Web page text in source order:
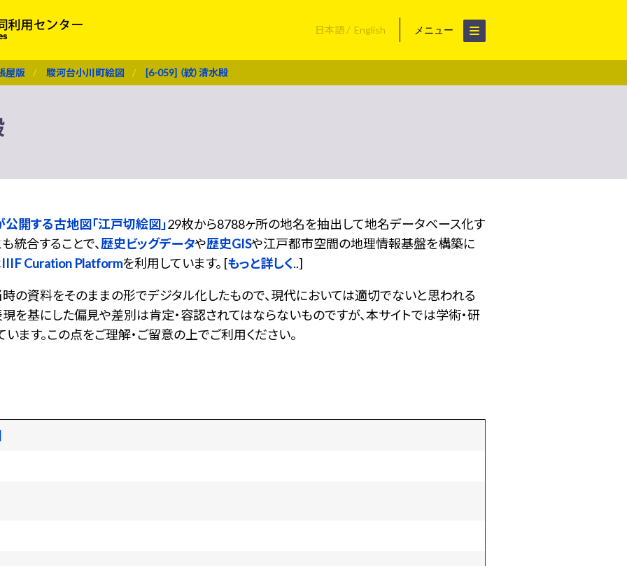
日本語 English メニュー
屋版 駿河台小川町絵図 [6-059] （紋）清水殿
開する古地図「江戸切絵図」29枚から8788ヶ所の地名を抽出して地名データベース化す
統合することで、歴史ビッグデータや歴史GISや江戸都市空間の地理情報基盤を構築に
IIIF Curation Platformを利用しています。 [もっと詳しく..]
の資料をそのままの形でデジタル化したもので、現代においては適切でないと思われる
を基にした偏見や差別は肯定・容認されてはならないものですが、本サイトでは学術・研
ます。この点をご理解・ご留意の上でご利用ください。